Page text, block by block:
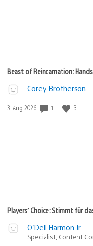
Beast of Reincarnation:
Corey Brotherson
Veröffentlichungsdatum:
3. Aug 2026 1 3
Players’ Choice: Stimmt für
O’Dell Harmon Jr.
Specialist, Content